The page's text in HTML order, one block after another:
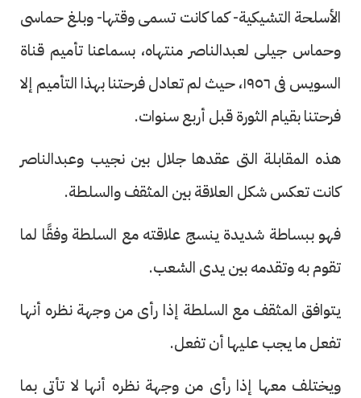
الأسلحة التشيكية- كما كانت تسمى وقتها- وبلغ حماسى
وحماس جيلى لعبدالناصر منتهاه، بسماعنا تأميم قناة
السويس فى ١٩٥٦، حيث لم تعادل فرحتنا بهذا التأميم إلا
فرحتنا بقيام الثورة قبل أربع سنوات.
هذه المقابلة التى عقدها جلال بين نجيب وعبدالناصر
كانت تعكس شكل العلاقة بين المثقف والسلطة.
فهو ببساطة شديدة ينسج علاقته مع السلطة وفقًا لما
تقوم به وتقدمه بين يدى الشعب.
يتوافق المثقف مع السلطة إذا رأى من وجهة نظره أنها
تفعل ما يجب عليها أن تفعل.
ويختلف معها إذا رأى من وجهة نظره أنها لا تأتى بما